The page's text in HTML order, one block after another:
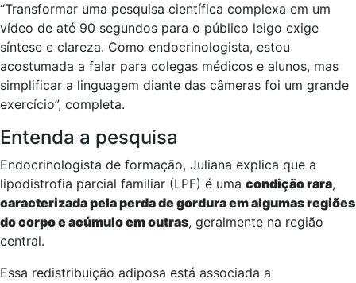
“Transformar uma pesquisa científica complexa em um
vídeo de até 90 segundos para o público leigo exige
síntese e clareza. Como endocrinologista, estou
acostumada a falar para colegas médicos e alunos, mas
simplificar a linguagem diante das câmeras foi um grande
exercício”, completa.
Entenda a pesquisa
Endocrinologista de formação, Juliana explica que a
lipodistrofia parcial familiar (LPF) é uma condição rara,
caracterizada pela perda de gordura em algumas regiões
do corpo e acúmulo em outras, geralmente na região
central.
Essa redistribuição adiposa está associada a